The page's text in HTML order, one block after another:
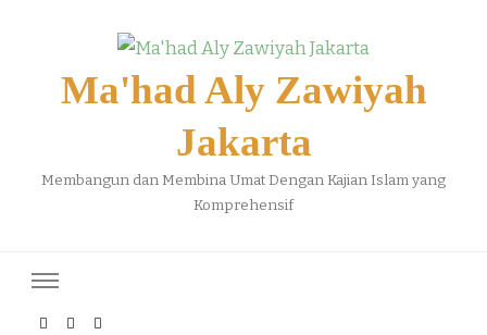
Ma'had Aly Zawiyah
Jakarta
Membangun dan Membina Umat Dengan Kajian Islam yang
Komprehensif